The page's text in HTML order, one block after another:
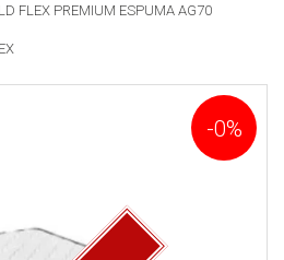
FLEX PREMIUM ESPUMA AG70
-0%